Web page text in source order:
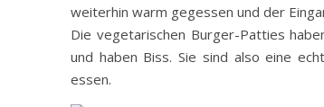
weiterhin warm gegessen und der
Die vegetarischen Burger-Patties
und haben Biss. Sie sind also eine
essen.